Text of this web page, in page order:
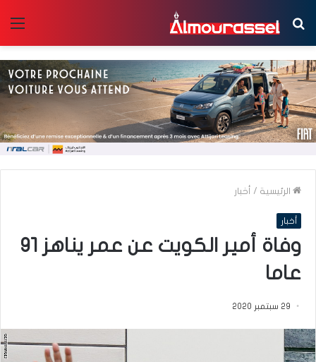
بحث
عن
الرئيسية / أخبار
أخبار
وفاة أمير الكويت عن عمر يناهز 91
عاما
29 سبتمبر 2020